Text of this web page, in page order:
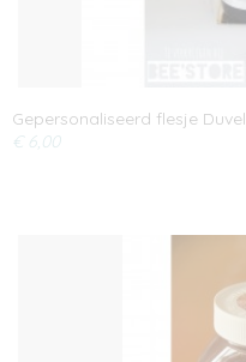
Gepersonaliseerd flesje Duvel
€ 6,00